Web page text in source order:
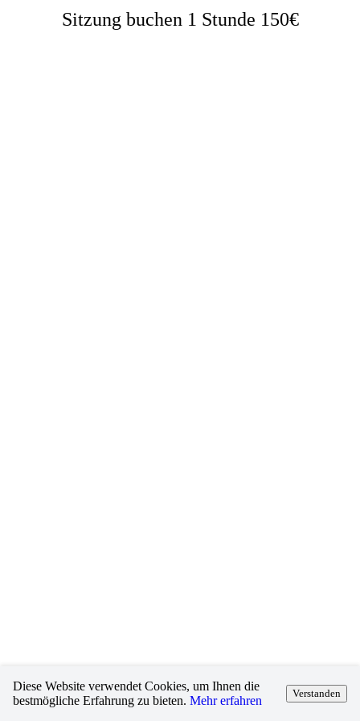
Diese Website verwendet Cookies, um Ihnen die
bestmögliche Erfahrung zu bieten. Mehr erfahren
Verstanden
Sitzung buchen 1 Stunde 150€